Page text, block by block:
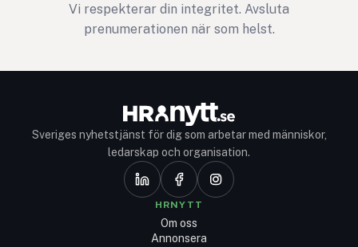
Vi respekterar din integritet. Avsluta
prenumerationen när som helst.
Sveriges nyhetstjänst för dig som arbetar med människor,
ledarskap och organisation.
HRNYTT
Om oss
Annonsera